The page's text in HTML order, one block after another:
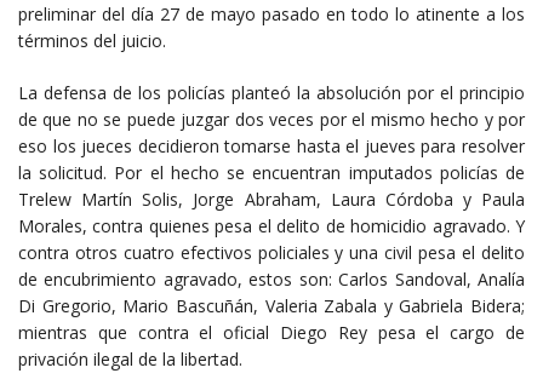
preliminar del día 27 de mayo pasado en todo lo atinente a los
términos del juicio.
La defensa de los policías planteó la absolución por el principio
de que no se puede juzgar dos veces por el mismo hecho y por
eso los jueces decidieron tomarse hasta el jueves para resolver
la solicitud. Por el hecho se encuentran imputados policías de
Trelew Martín Solis, Jorge Abraham, Laura Córdoba y Paula
Morales, contra quienes pesa el delito de homicidio agravado. Y
contra otros cuatro efectivos policiales y una civil pesa el delito
de encubrimiento agravado, estos son: Carlos Sandoval, Analía
Di Gregorio, Mario Bascuñán, Valeria Zabala y Gabriela Bidera;
mientras que contra el oficial Diego Rey pesa el cargo de
privación ilegal de la libertad.